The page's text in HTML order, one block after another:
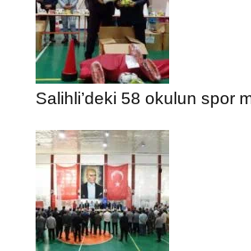
Salihli’deki 58 okulun spor